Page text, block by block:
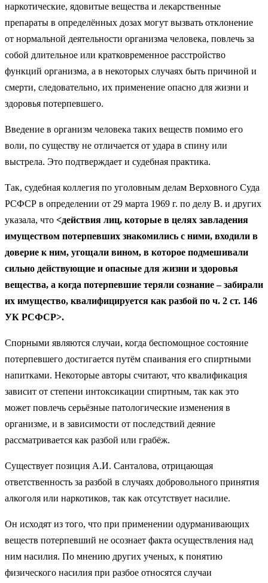
наркотические, ядовитые вещества и лекарственные
препараты в определённых дозах могут вызвать отклонение
от нормальной деятельности организма человека, повлечь за
собой длительное или кратковременное расстройство
функций организма, а в некоторых случаях быть причиной и
смерти, следовательно, их применение опасно для жизни и
здоровья потерпевшего.
Введение в организм человека таких веществ помимо его
воли, по существу не отличается от удара в спину или
выстрела. Это подтверждает и судебная практика.
Так, судебная коллегия по уголовным делам Верховного Суда
РСФСР в определении от 29 марта 1969 г. по делу В. и других
указала, что <действия лиц, которые в целях завладения
имуществом потерпевших знакомились с ними, входили в
доверие к ним, угощали вином, в которое подмешивали
сильно действующие и опасные для жизни и здоровья
вещества, а когда потерпевшие теряли сознание – забирали
их имущество, квалифицируется как разбой по ч. 2 ст. 146
УК РСФСР>.
Спорными являются случаи, когда беспомощное состояние
потерпевшего достигается путём спаивания его спиртными
напитками. Некоторые авторы считают, что квалификация
зависит от степени интоксикации спиртным, так как это
может повлечь серьёзные патологические изменения в
организме, и в зависимости от последствий деяние
рассматривается как разбой или грабёж.
Существует позиция А.И. Санталова, отрицающая
ответственность за разбой в случаях добровольного принятия
алкоголя или наркотиков, так как отсутствует насилие.
Он исходят из того, что при применении одурманивающих
веществ потерпевший не осознает факта осуществления над
ним насилия. По мнению других ученых, к понятию
физического насилия при разбое относятся случаи